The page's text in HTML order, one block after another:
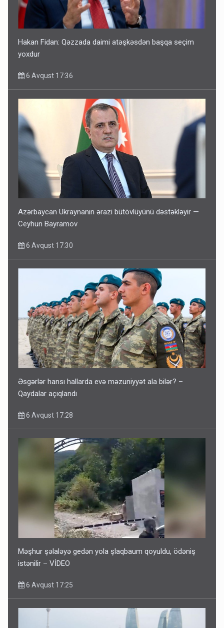
Hakan Fidan: Qəzzada daimi atəşkəsdən başqa seçim
yoxdur
6 Avqust 17:36
Azərbaycan Ukraynanın ərazi bütövlüyünü dəstəkləyir —
Ceyhun Bayramov
6 Avqust 17:30
Əsgərlər hansı hallarda evə məzuniyyət ala bilər? –
Qaydalar açıqlandı
6 Avqust 17:28
Məşhur şəlaləyə gedən yola şlaqbaum qoyuldu, ödəniş
istənilir – VİDEO
6 Avqust 17:25